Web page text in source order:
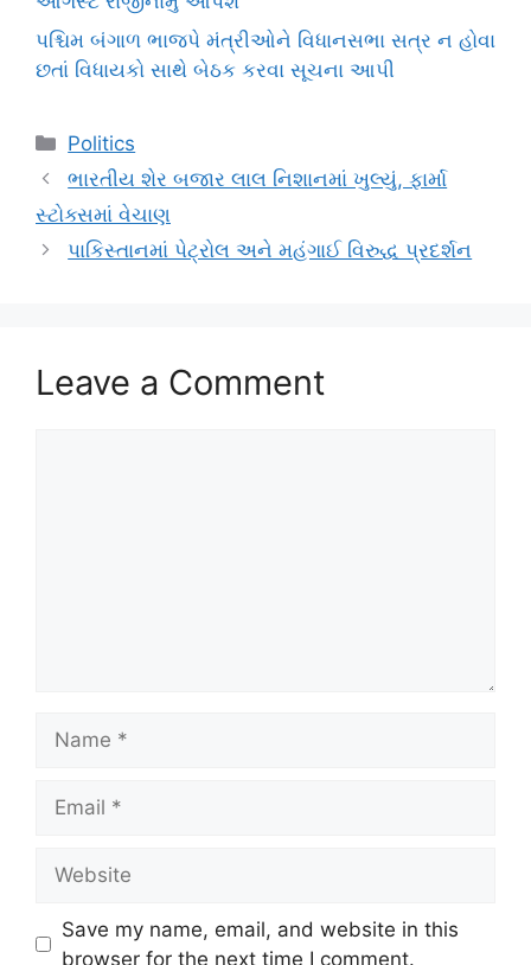
પશ્ચિમ બંગાળ ભાજપે મંત્રીઓને વિધાનસભા સત્ર ન હોવા
છતાં વિધાયકો સાથે બેઠક કરવા સૂચના આપી
Categories
Politics
ભારતીય શેર બજાર લાલ નિશાનમાં ખુલ્યું, ફાર્મા
સ્ટોક્સમાં વેચાણ
પાકિસ્તાનમાં પેટ્રોલ અને મહંગાઈ વિરુદ્ધ પ્રદર્શન
Leave a Comment
Save my name, email, and website in this
browser for the next time I comment.